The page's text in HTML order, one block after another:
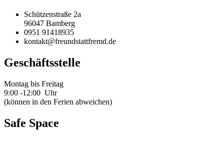
Schützenstraße 2a
96047 Bamberg
0951 91418935
kontakt@freundstattfremd.de
Geschäftsstelle
Montag bis Freitag
9:00 -12:00 Uhr
(können in den Ferien abweichen)
Safe Space